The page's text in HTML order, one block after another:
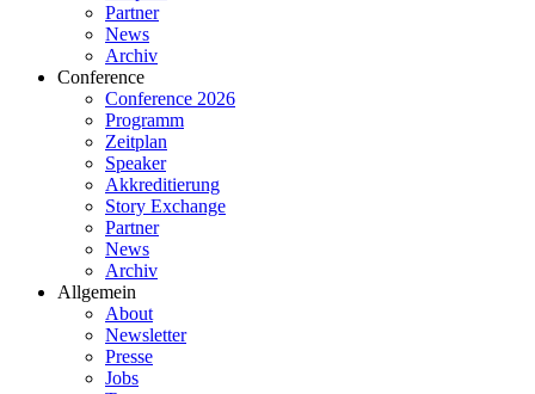
Partner
News
Archiv
Conference
Conference 2026
Programm
Zeitplan
Speaker
Akkreditierung
Story Exchange
Partner
News
Archiv
Allgemein
About
Newsletter
Presse
Jobs